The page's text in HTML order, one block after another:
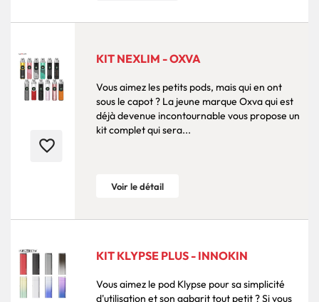
favorite_border
KIT NEXLIM - OXVA
Vous aimez les petits pods, mais qui en ont
sous le capot ? La jeune marque Oxva qui est
déjà devenue incontournable vous propose un
kit complet qui sera...
Voir le détail
KIT KLYPSE PLUS - INNOKIN
Vous aimez le pod Klypse pour sa simplicité
d'utilisation et son gabarit tout petit ? Si vous